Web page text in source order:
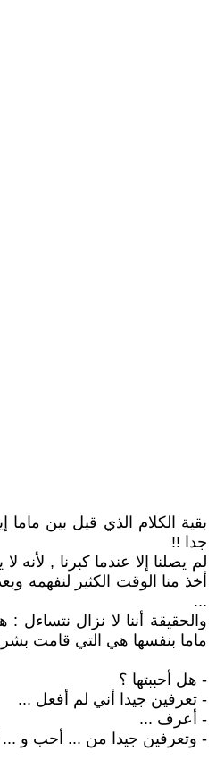
بقية الكلام الذي قيل بين
جدا !!
لم يصلنا إلا عندما كبرنا , لأنه
أخذ منا الوقت الكثير لنفهمه
...
والحقيقة أننا لا نزال
ماما بنفسها هي التي قامت
- هل أحببتها ؟
- تعرفين جيدا أني لم أفعل ...
- أعرف ...
- وتعرفين جيدا من ... أحب و